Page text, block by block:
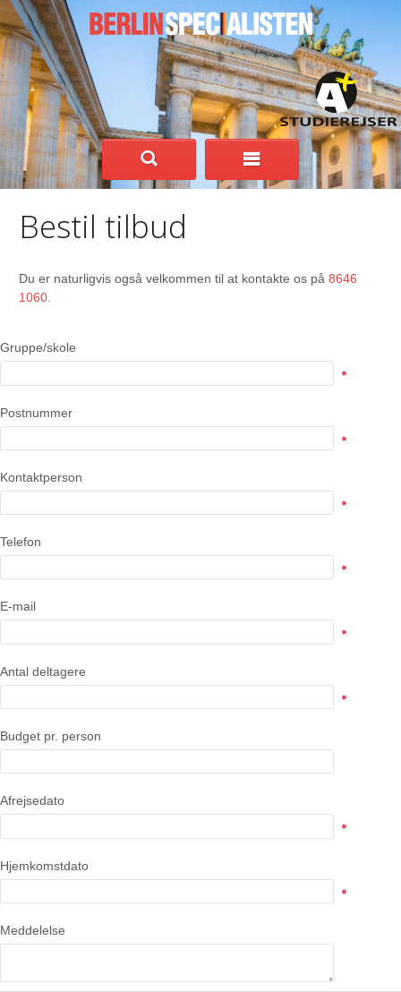
Bestil tilbud
Du er naturligvis også velkommen til at kontakte os på 8646
1060.
Gruppe/skole
Postnummer
Kontaktperson
Telefon
E-mail
Antal deltagere
Budget pr. person
Afrejsedato
Hjemkomstdato
Meddelelse